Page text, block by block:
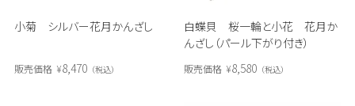
小菊 シルバー花月かんざし
販売価格 ¥8,470 税込
白蝶貝 桜一輪と小花 花月か
んざし（パール下がり付き）
販売価格 ¥8,580 税込